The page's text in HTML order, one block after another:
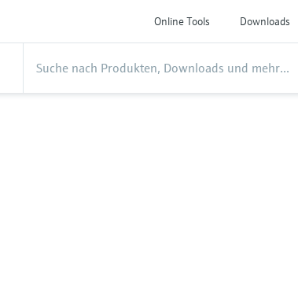
Online Tools Downloads